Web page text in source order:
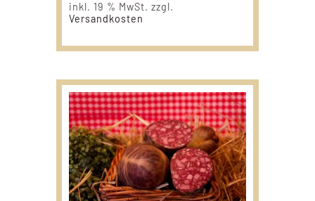
inkl. 19 % MwSt. zzgl.
Versandkosten